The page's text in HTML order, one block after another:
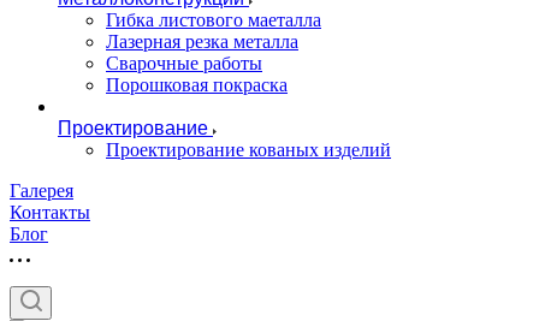
Гибка листового маеталла
Лазерная резка металла
Сварочные работы
Порошковая покраска
Проектирование
Проектирование кованых изделий
Галерея
Контакты
Блог